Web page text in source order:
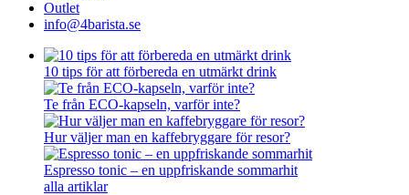
Outlet
info@4barista.se
10 tips för att förbereda en utmärkt drink
Te från ECO-kapseln, varför inte?
Hur väljer man en kaffebryggare för resor?
Espresso tonic – en uppfriskande sommarhit
alla artiklar